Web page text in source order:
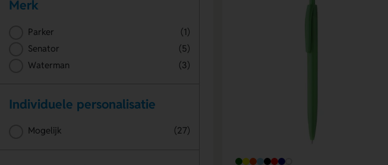
Merk
Parker
(1)
Senator
(5)
Waterman
(3)
Individuele personalisatie
Mogelijk (27)